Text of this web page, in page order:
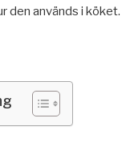
den används i köket.